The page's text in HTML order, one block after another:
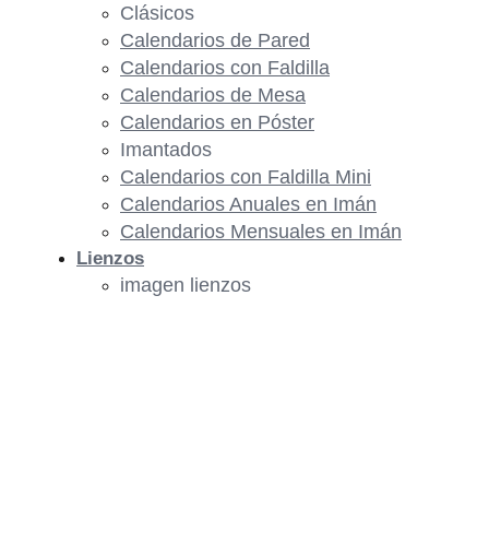
Clásicos
Calendarios de Pared
Calendarios con Faldilla
Calendarios de Mesa
Calendarios en Póster
Imantados
Calendarios con Faldilla Mini
Calendarios Anuales en Imán
Calendarios Mensuales en Imán
Lienzos
imagen lienzos